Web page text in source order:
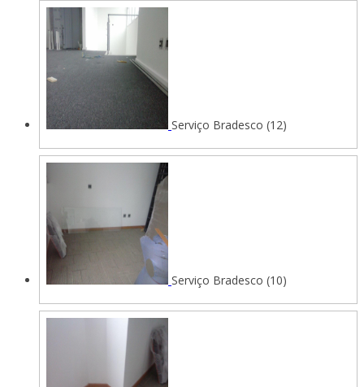
Serviço Bradesco (12)
Serviço Bradesco (10)